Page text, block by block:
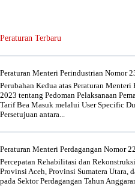
Peraturan Terbaru
Peraturan Menteri Perindustrian Nomor
Perubahan Kedua atas Peraturan
2023 tentang Pedoman Pelaksanaan
Tarif Bea Masuk melalui User Specific
Persetujuan antara...
Peraturan Menteri Perdagangan Nomor
Percepatan Rehabilitasi dan
Provinsi Aceh, Provinsi Sumatera Utara,
pada Sektor Perdagangan Tahun